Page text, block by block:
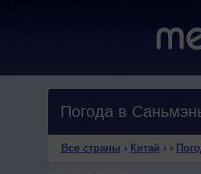
Погода в
Все страны › Китай › ›